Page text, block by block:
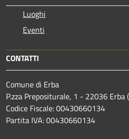
Luoghi
Eventi
CONTATTI
Comune di Erba
P.zza Prepositurale, 1 - 22036 Erba
Codice Fiscale: 00430660134
Partita IVA: 00430660134